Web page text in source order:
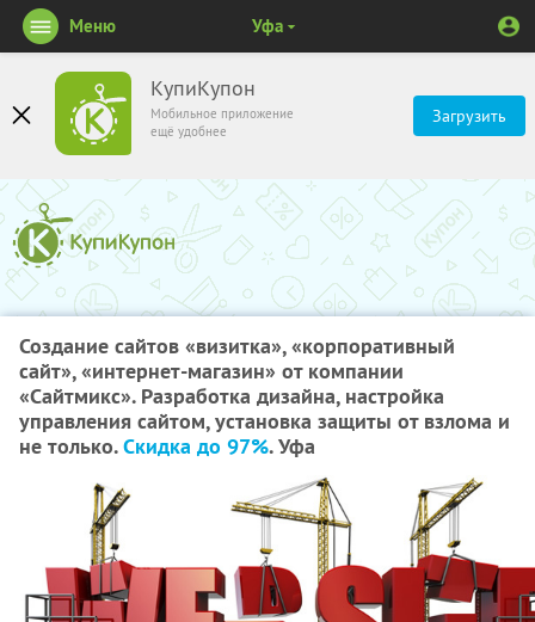
КупиКупон
Мобильное приложение
ещё удобнее
Загрузить
Меню Уфа
Создание сайтов «визитка», «корпоративный
сайт», «интернет-магазин» от компании
«Сайтмикс». Разработка дизайна, настройка
управления сайтом, установка защиты от взлома и
не только.Скидка до 97%. Уфа